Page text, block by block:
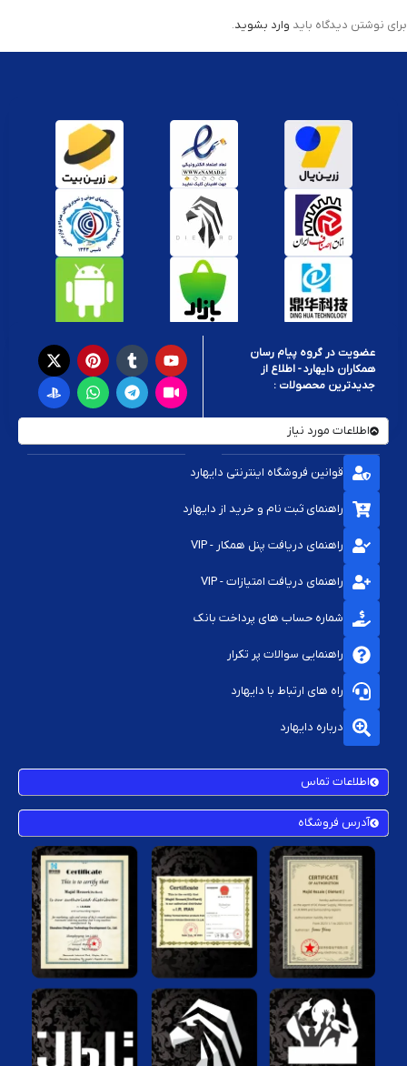
برای نوشتن دیدگاه باید وارد بشوید.
عضویت در گروه پیام رسان
همکاران دایهارد - اطلاع از
جدیدترین محصولات :
اطلاعات مورد نیاز
قوانین فروشگاه اینترنتی دایهارد
راهنمای ثبت نام و خرید از دایهارد
راهنمای دریافت پنل همکار - VIP
راهنمای دریافت امتیازات - VIP
شماره حساب های پرداخت بانک
راهنمایی سوالات پر تکرار
راه های ارتباط با دایهارد
درباره دایهارد
اطلاعات تماس
آدرس فروشگاه